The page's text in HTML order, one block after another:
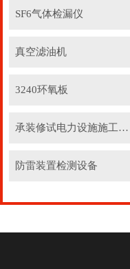
SF6气体检漏仪
真空滤油机
3240环氧板
承装修试电力设施施工机具
防雷装置检测设备